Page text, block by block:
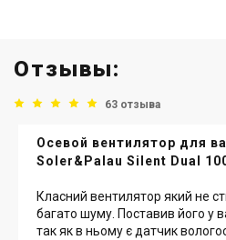
Отзывы:
63 отзыва
Осевой вентилятор для
Soler&Palau Silent Dual
Класний вентилятор який не
багато шуму. Поставив його у
так як в ньому є датчик